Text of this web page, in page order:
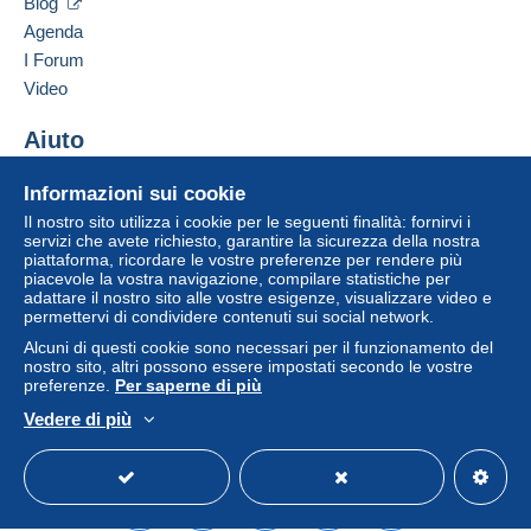
Questa zona comprende
Lettera (formato normale/piccolo)
Pagamento con:
Da 1 a 3 oggetti
2,10 €
A partire da 4
3,40 €
Lettera raccomandata (lettera
normale/piccola) (con tracciamento)
Per accedere alle informazioni
sulla consegna, è necessario
essere un utente registrato ed
effettuare il login.
Login
Registr
Aggiungere questo venditore ai preferiti
Informazioni sui cookie
Il nostro sito utilizza i cookie per le seguenti finalità: fornirvi i
servizi che avete richiesto, garantire la sicurezza della nostra
piattaforma, ricordare le vostre preferenze per rendere più
piacevole la vostra navigazione, compilare statistiche per
adattare il nostro sito alle vostre esigenze, visualizzare video e
permettervi di condividere contenuti sui social network.
Alcuni di questi cookie sono necessari per il funzionamento del
nostro sito, altri possono essere impostati secondo le vostre
preferenze. Per saperne di più
Vedere di più
Agenda
I Forum
Video
Aiuto
Acquistare su Delcampe
Vendere su Delcampe
Un sito sicuro